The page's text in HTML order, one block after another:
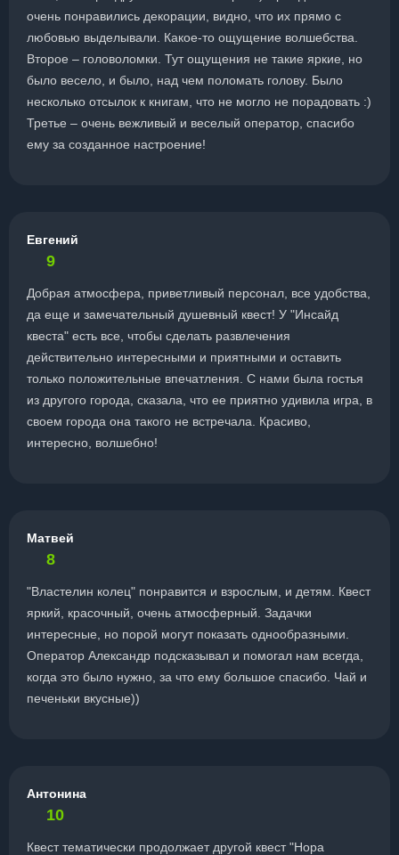
очень понравились декорации, видно, что их прямо с
любовью выделывали. Какое-то ощущение волшебства.
Второе – головоломки. Тут ощущения не такие яркие, но
было весело, и было, над чем поломать голову. Было
несколько отсылок к книгам, что не могло не порадовать :)
Третье – очень вежливый и веселый оператор, спасибо
ему за созданное настроение!
Евгений
9
Добрая атмосфера, приветливый персонал, все удобства,
да еще и замечательный душевный квест! У "Инсайд
квеста" есть все, чтобы сделать развлечения
действительно интересными и приятными и оставить
только положительные впечатления. С нами была гостья
из другого города, сказала, что ее приятно удивила игра, в
своем города она такого не встречала. Красиво,
интересно, волшебно!
Матвей
8
"Властелин колец" понравится и взрослым, и детям. Квест
яркий, красочный, очень атмосферный. Задачки
интересные, но порой могут показать однообразными.
Оператор Александр подсказывал и помогал нам всегда,
когда это было нужно, за что ему большое спасибо. Чай и
печеньки вкусные))
Антонина
10
Квест тематически продолжает другой квест "Нора